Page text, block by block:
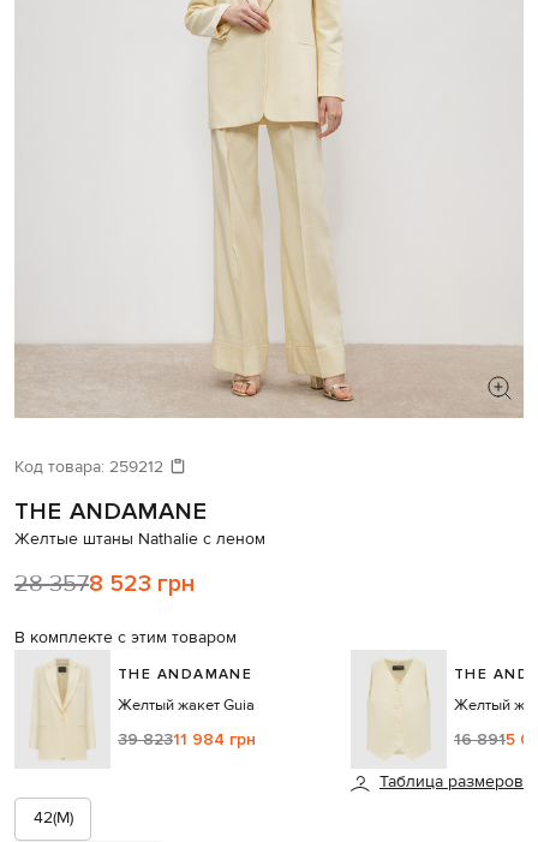
Давайте подберем что-то еще
Похожие товары
Код товара: 259212
THE ANDAMANE
Желтые штаны Nathalie с леном
28 3578 523 грн
В комплекте с этим товаром
THE ANDAMANE
Желтый жакет Guia
39 82311 984 грн
THE
Желтый
16 8915
Таблица размеров
42(M)